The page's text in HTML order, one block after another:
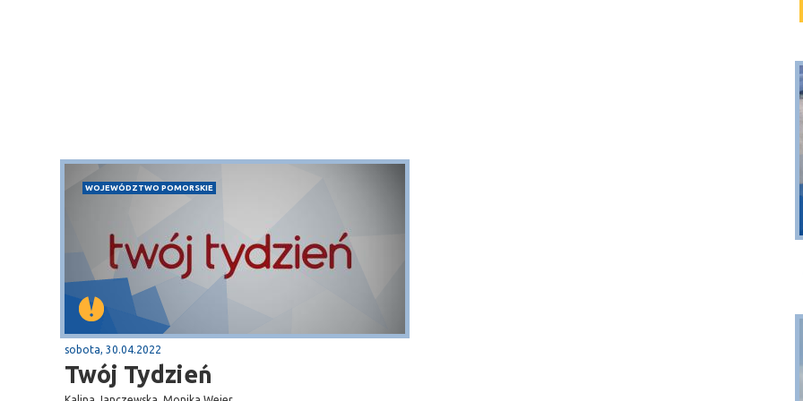
WOJEWÓDZTWO POMORSKIE
sobota, 30.04.2022
Twój Tydzień
Sopot